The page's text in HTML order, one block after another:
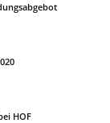
HOF